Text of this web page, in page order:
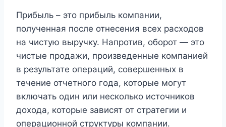
Прибыль – это прибыль компании,
полученная после отнесения всех расходов
на чистую выручку. Напротив, оборот — это
чистые продажи, произведенные компанией
в результате операций, совершенных в
течение отчетного года, которые могут
включать один или несколько источников
дохода, которые зависят от стратегии и
операционной структуры компании.